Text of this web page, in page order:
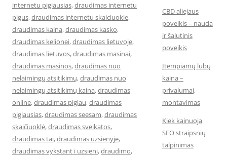
internetu pigiausias,draudimas internetu
pigus,draudimas internetu skaiciuokle,
draudimas kaina,draudimas kasko,
draudimas kelionei,draudimas lietuvoje,
draudimas lietuvos,draudimas masinai,
draudimas masinos,draudimas nuo
nelaimingų atsitikimų,draudimas nuo
nelaimingų atsitikimų kaina,draudimas
online,draudimas pigiau,draudimas
pigiausias,draudimas seesam,draudimas
skaičiuoklė,draudimas sveikatos,
draudimas tai,draudimas uzsienyje,
draudimas vykstant i uzsieni,draudimo,
CBD aliejaus
poveikis – nauda
ir šalutinis
poveikis
Įtempiamų lubų
kaina –
privalumai,
montavimas
Kiek kainuoja
SEO straipsnių
talpinimas